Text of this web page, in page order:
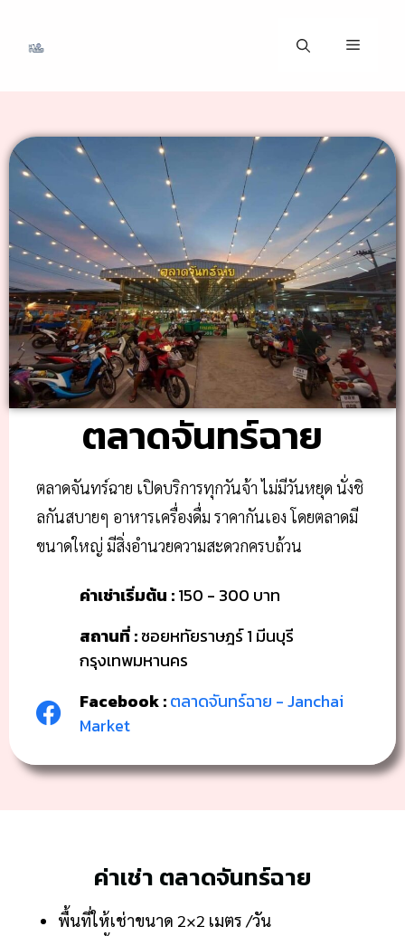
ตลาดจันทร์ฉาย
ตลาดจันทร์ฉาย เปิดบริการทุกวันจ้า ไม่มีวันหยุด นั่งชิ
ลกันสบายๆ อาหารเครื่องดื่ม ราคากันเอง โดยตลาดมี
ขนาดใหญ่ มีสิ่งอำนวยความสะดวกครบถ้วน
ค่าเช่าเริ่มต้น :150 - 300 บาท
สถานที่ :ซอยหทัยราษฎร์ 1 มีนบุรี
กรุงเทพมหานคร
Facebook :ตลาดจันทร์ฉาย - Janchai
Market
ค่าเช่า ตลาดจันทร์ฉาย
พื้นที่ให้เช่าขนาด 2×2 เมตร /วัน